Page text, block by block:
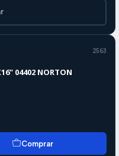
2563
04402 NORTON
Comprar